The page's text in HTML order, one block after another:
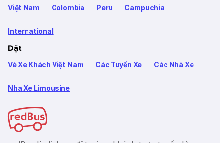
Việt Nam Colombia Peru Campuchia
International
Đặt
Vé Xe Khách Việt Nam Các Tuyến Xe Các Nhà Xe
Nha Xe Limousine